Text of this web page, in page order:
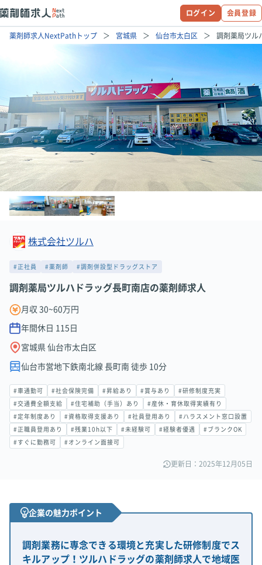
ログイン 会員登録
薬剤師求人NextPathトップ 宮城県 仙台市太白区 調剤薬局ツル
株式会社ツルハ
#正社員 #薬剤師 #調剤併設型ドラッグストア
調剤薬局ツルハドラッグ長町南店の薬剤師求人
月収 30~60万円
年間休日 115 日
宮城県 仙台市太白区
仙台市営地下鉄南北線 長町南 徒歩 10分
#車通勤可 #社会保険完備 #昇給あり #賞与あり #研修制度充実
#交通費全額支給 #住宅補助（手当）あり #産休・育休取得実績有り
#定年制度あり #資格取得支援あり #社員登用あり #ハラスメント窓口設置
#正職員登用あり #残業10h以下 #未経験可 #経験者優遇 #ブランクOK
#すぐに勤務可 #オンライン面接可
更新日：2025年12月05日
企業の魅力ポイント
調剤業務に専念できる環境と充実した研修制度でス
キルアップ！ツルハドラッグの薬剤師求人で地域医